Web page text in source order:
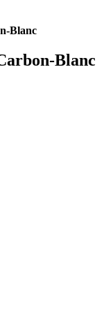
Blanc
Blanc